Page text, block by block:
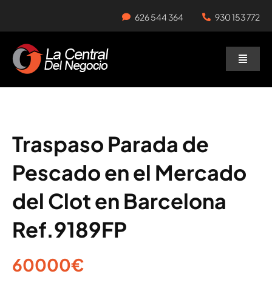
content
626 544 364 930 153 772
Toggle
Negocios en Traspaso
Servicios
Traspaso Parada de
Pescado en el Mercado
del Clot en Barcelona
Ref.9189FP
60000€